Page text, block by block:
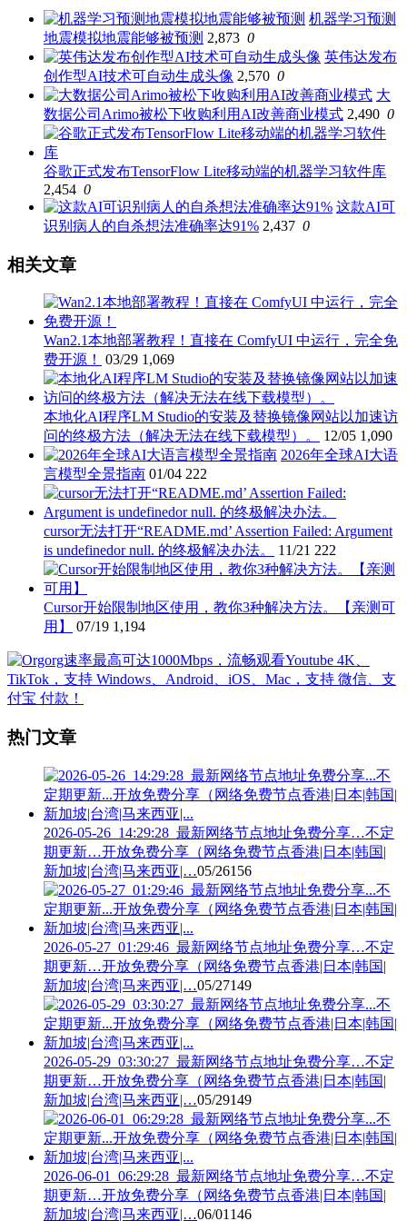
机器学习预测
地震模拟地震能够被预测 2,873 0
英伟达发布
创作型AI技术可自动生成头像 2,570 0
大
数据公司Arimo被松下收购利用AI改善商业模式 2,490 0
谷歌正式发布TensorFlow Lite移动端的机器学习软件库
2,454 0
这款AI可
识别病人的自杀想法准确率达91% 2,437 0
相关文章
Wan2.1本地部署教程！直接在 ComfyUI 中运行，完全免
费开源！
03/29 1,069
本地化AI程序LM Studio的安装及替换镜像网站以加速访
问的终极方法（解决无法在线下载模型）。
12/05 1,090
2026年全球AI大语
言模型全景指南 01/04 222
cursor无法打开“README.md’ Assertion Failed: Argument
is undefinedor null. 的终极解决办法。
11/21 222
Cursor开始限制地区使用，教你3种解决方法。【亲测可
用】
07/19 1,194
热门文章
2026-05-26_14:29:28_最新网络节点地址免费分享…不定
期更新…开放免费分享（网络免费节点香港|日本|韩国|
新加坡|台湾|马来西亚|…05/26156
2026-05-27_01:29:46_最新网络节点地址免费分享…不定
期更新…开放免费分享（网络免费节点香港|日本|韩国|
新加坡|台湾|马来西亚|…05/27149
2026-05-29_03:30:27_最新网络节点地址免费分享…不定
期更新…开放免费分享（网络免费节点香港|日本|韩国|
新加坡|台湾|马来西亚|…05/29149
2026-06-01_06:29:28_最新网络节点地址免费分享…不定
期更新…开放免费分享（网络免费节点香港|日本|韩国|
新加坡|台湾|马来西亚|…06/01 146